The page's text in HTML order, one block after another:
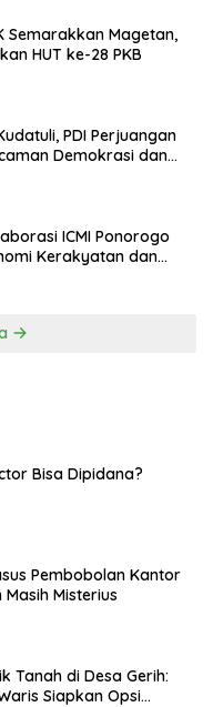
Semarakkan Magetan,
HUT ke-28 PKB
PDI Perjuangan
Demokrasi dan
ICMI Ponorogo
Kerakyatan dan
Bisa Dipidana?
Pembobolan Kantor
Misterius
Tanah di Desa Gerih:
Siapkan Opsi